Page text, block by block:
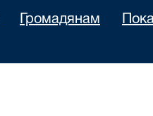
Громадянам